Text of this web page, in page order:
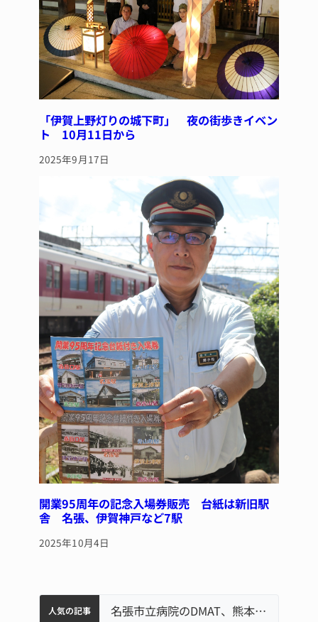
「伊賀上野灯りの城下町」 夜の街歩きイベン
ト 10月11日から
2025年9月17日
開業95周年の記念入場券販売 台紙は新旧駅
舎 名張、伊賀神戸など7駅
2025年10月4日
人気の記事
名張市水道料金47％値上げへ 答申案、審議会で大筋まとまる
器物損壊容疑で83歳女逮捕 伊賀署
中学校の陶壁モニュメント 地元建設会社がボランティアで清掃 伊賀 名張市立病院のDMAT、熊本地震の被災地へ 能登以来3回目の派遣